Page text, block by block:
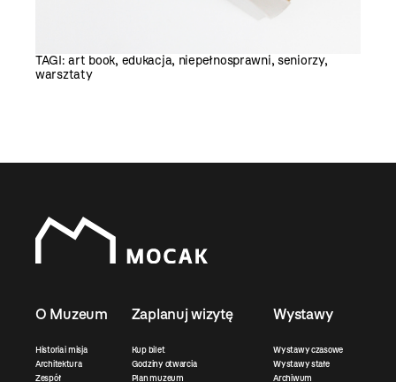
TAGI:art book, edukacja, niepełnosprawni,seniorzy,
warsztaty
O Muzeum
Historia i misja
Architektura
Zespół
Zaplanuj wizytę
Kup bilet
Godziny otwarcia
Plan muzeum
Wystawy
Wystawy czasowe
Wystawy stałe
Archiwum